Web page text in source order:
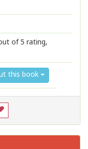
of 5 rating,
this book